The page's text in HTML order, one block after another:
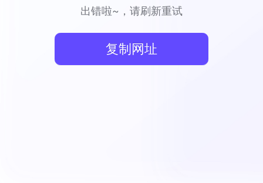
出错啦~，请刷新重试
复制网址